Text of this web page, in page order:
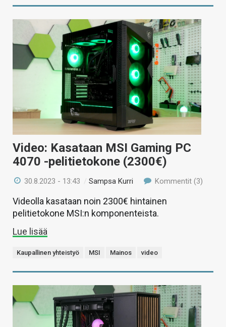
Video: Kasataan MSI Gaming PC
4070 -pelitietokone (2300€)
30.8.2023 - 13:43 /Sampsa Kurri Kommentit (3)
Videolla kasataan noin 2300€ hintainen
pelitietokone MSI:n komponenteista.
Lue lisää
Kaupallinen yhteistyö MSI Mainos video